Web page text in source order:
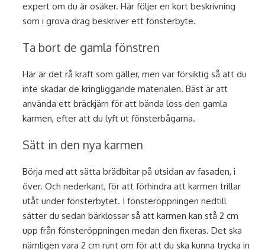
expert om du är osäker. Här följer en kort beskrivning
som i grova drag beskriver ett fönsterbyte.
Ta bort de gamla fönstren
Här är det rå kraft som gäller, men var försiktig så att du
inte skadar de kringliggande materialen. Bäst är att
använda ett bräckjärn för att bända loss den gamla
karmen, efter att du lyft ut fönsterbågarna.
Sätt in den nya karmen
Börja med att sätta brädbitar på utsidan av fasaden, i
över. Och nederkant, för att förhindra att karmen trillar
utåt under fönsterbytet. I fönsteröppningen nedtill
sätter du sedan bärklossar så att karmen kan stå 2 cm
upp från fönsteröppningen medan den fixeras. Det ska
nämligen vara 2 cm runt om för att du ska kunna trycka in